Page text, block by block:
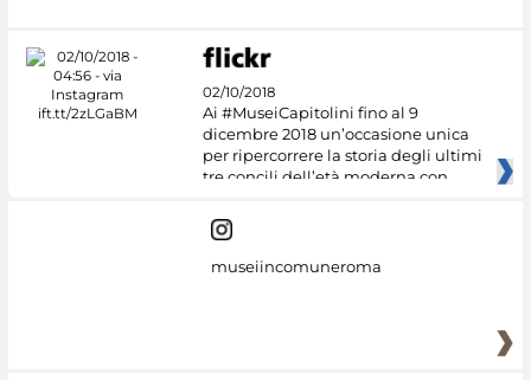
02/10/2018
Ai #MuseiCapitolini fino al 9
dicembre 2018 un’occasione unica
per ripercorrere la storia degli ultimi
tre concili dell’età moderna con
museiincomuneroma